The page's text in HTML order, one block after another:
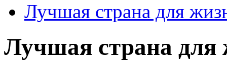
Лучшая страна для
Лучшая страна